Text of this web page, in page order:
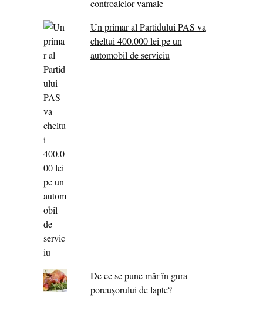
controalelor vamale
Un primar al Partidului PAS va
cheltui 400.000 lei pe un
automobil de serviciu
De ce se pune măr în gura
porcușorului de lapte?